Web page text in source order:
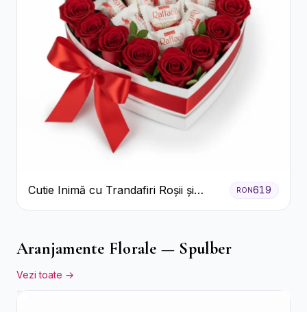
Cutie Inimă cu Trandafiri Roșii și
Bomboane Raffaello
RON619
Aranjamente Florale — Spulber
Vezi toate →